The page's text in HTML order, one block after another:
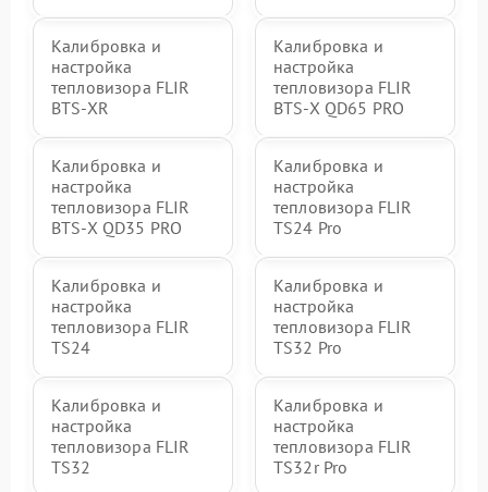
Калибровка и
настройка
тепловизора FLIR
BTS-XR
Калибровка и
настройка
тепловизора FLIR
BTS-X QD65 PRO
Калибровка и
настройка
тепловизора FLIR
BTS-X QD35 PRO
Калибровка и
настройка
тепловизора FLIR
TS24 Pro
Калибровка и
настройка
тепловизора FLIR
TS24
Калибровка и
настройка
тепловизора FLIR
TS32 Pro
Калибровка и
настройка
тепловизора FLIR
TS32
Калибровка и
настройка
тепловизора FLIR
TS32r Pro